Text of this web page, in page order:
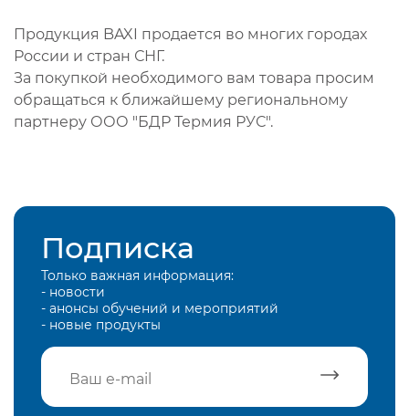
Продукция BAXI продается во многих городах
России и стран СНГ.
За покупкой необходимого вам товара просим
обращаться к ближайшему региональному
партнеру ООО "БДР Термия РУС".
Подписка
Только важная информация:
- новости
- анонсы обучений и мероприятий
- новые продукты